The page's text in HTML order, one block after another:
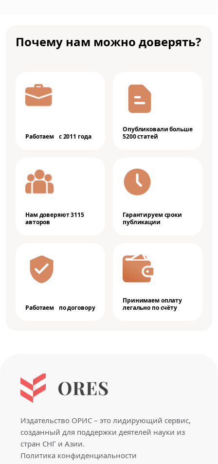
Почему нам можно доверять?
Работаем с 2011 года
Опубликовали больше
5200 статей
Нам доверяют 3115
авторов
Гарантируем сроки
публикации
Работаем по договору
Принимаем оплату
легально по счёту
Издательство ОРИС – это лидирующий сервис,
созданный для поддержки деятелей науки из
стран СНГ и Азии.
Политика конфиденциальности